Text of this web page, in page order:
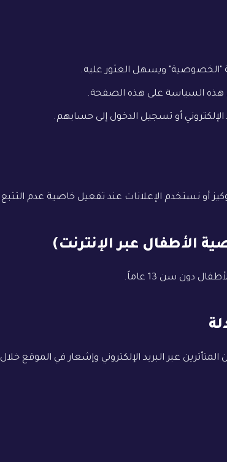
ويسهل العثور عليه.
هذه السياسة على هذه الصفحة.
أو تسجيل الدخول إلى حسابهم.
عبر البريد الإلكتروني وإشعار في الموقع خلال 7 أيام عمل.